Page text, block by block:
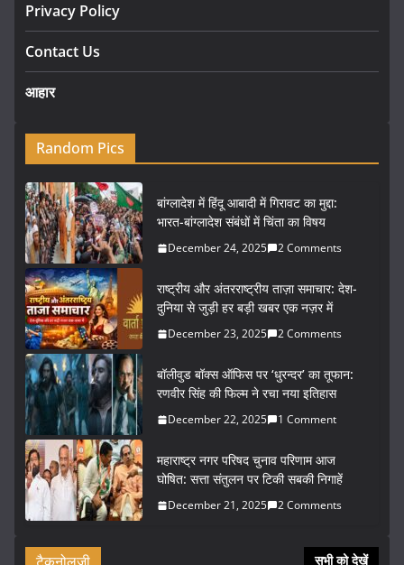
Privacy Policy
Contact Us
आहार
Random Pics
बांग्लादेश में हिंदू आबादी में गिरावट का मुद्दा:
भारत-बांग्लादेश संबंधों में चिंता का विषय
December 24, 2025 2 Comments
राष्ट्रीय और अंतरराष्ट्रीय ताज़ा समाचार: देश-
दुनिया से जुड़ी हर बड़ी खबर एक नज़र में
December 23, 2025 2 Comments
बॉलीवुड बॉक्स ऑफिस पर ‘धुरन्दर’ का तूफान:
रणवीर सिंह की फिल्म ने रचा नया इतिहास
December 22, 2025 1 Comment
महाराष्ट्र नगर परिषद चुनाव परिणाम आज
घोषित: सत्ता संतुलन पर टिकी सबकी निगाहें
December 21, 2025 2 Comments
सभी को देखें